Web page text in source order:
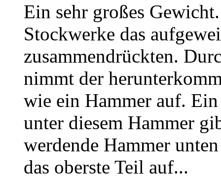
Ein sehr großes
Stockwerke das
zusammendrückten.
nimmt der
wie ein Hammer auf.
unter diesem Hammer
werdende Hammer
das oberste Teil auf...